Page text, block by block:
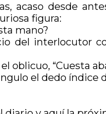
acaso desde
figura:
mano?
del interlocutor
oblicuo, “Cuesta
el dedo índice